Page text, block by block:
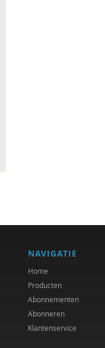
NAVIGATIE
Home
Producten
Abonnementen
Abonneren
Klantenservice